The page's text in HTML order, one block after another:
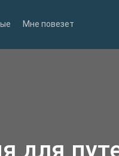
Мне повезет